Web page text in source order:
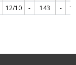
12/10 - 143 - 16